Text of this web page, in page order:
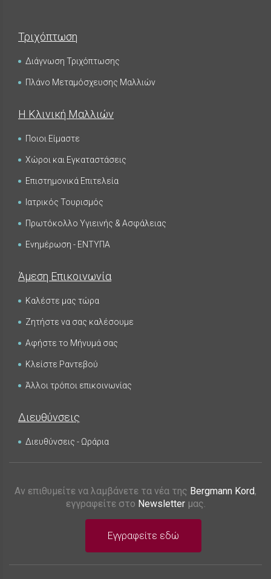
Τριχόπτωση
Διάγνωση Τριχόπτωσης
Πλάνο Μεταμόσχευσης Μαλλιών
Η Κλινική Μαλλιών
Ποιοι Είμαστε
Χώροι και Εγκαταστάσεις
Επιστημονικά Επιτελεία
Ιατρικός Τουρισμός
Πρωτόκολλο Υγιεινής & Ασφάλειας
Ενημέρωση - ΕΝΤΥΠΑ
Άμεση Επικοινωνία
Καλέστε μας τώρα
Ζητήστε να σας καλέσουμε
Αφήστε το Μήνυμά σας
Κλείστε Ραντεβού
Άλλοι τρόποι επικοινωνίας
Διευθύνσεις
Διευθύνσεις - Ωράρια
Αν επιθυμείτε να λαμβάνετε τα νέα της Bergmann Kord,
εγγραφείτε στο Newsletterμας.
Εγγραφείτε εδώ